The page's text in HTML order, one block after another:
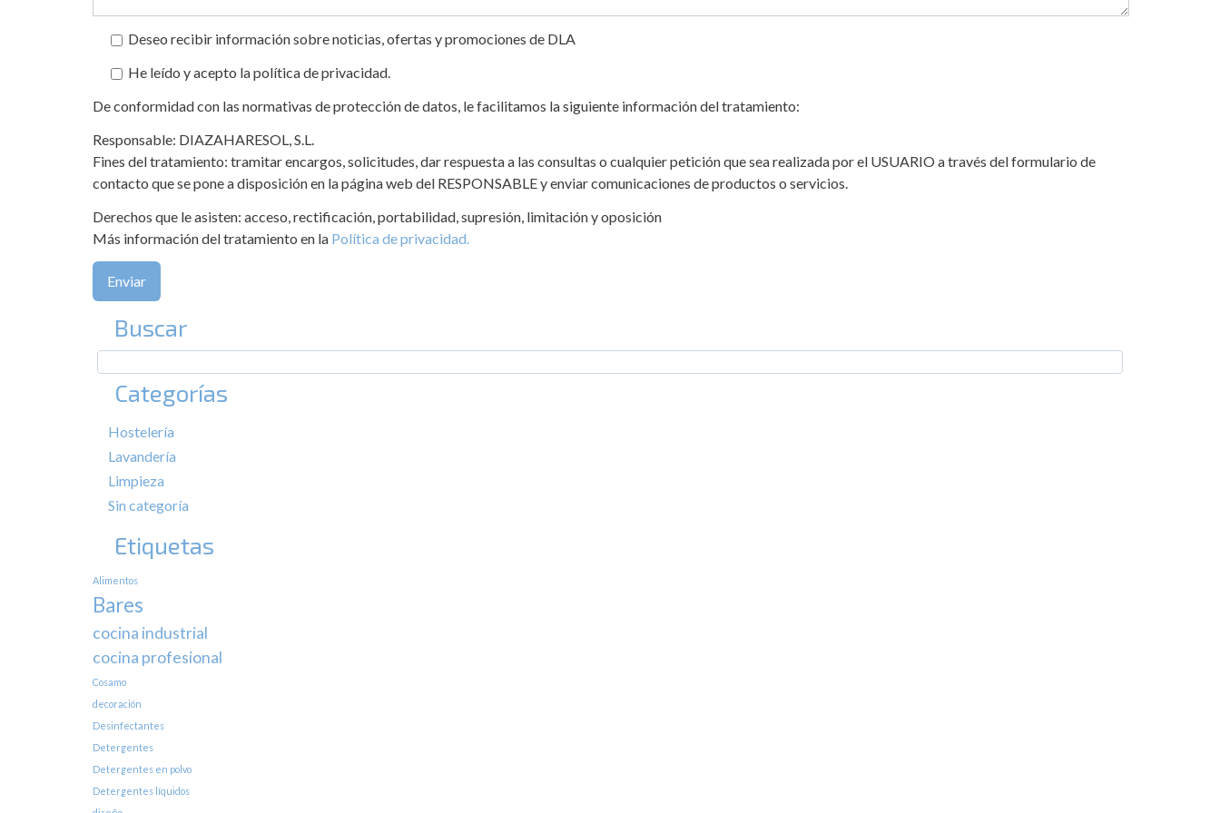
Deseo recibir información sobre noticias, ofertas y promociones de DLA
He leído y acepto la política de privacidad.
De conformidad con las normativas de protección de datos, le facilitamos la siguiente información del tratamiento:
Responsable: DIAZAHARESOL, S.L.
Fines del tratamiento: tramitar encargos, solicitudes, dar respuesta a las consultas o cualquier petición que sea realizada por el USUARIO a través del formulario de
contacto que se pone a disposición en la página web del RESPONSABLE y enviar comunicaciones de productos o servicios.
Derechos que le asisten: acceso, rectificación, portabilidad, supresión, limitación y oposición
Más información del tratamiento en la Política de privacidad.
Buscar
Categorías
Hostelería
Lavandería
Limpieza
Sin categoría
Etiquetas
Alimentos
Bares
cocina industrial
cocina profesional
Cosamo
decoración
Desinfectantes
Detergentes
Detergentes en polvo
Detergentes líquidos